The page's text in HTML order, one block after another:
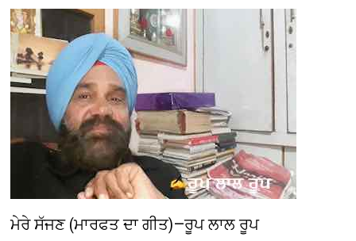
ਮੇਰੇ ਸੱਜਣ (ਮਾਰਫਤ ਦਾ ਗੀਤ)—ਰੂਪ ਲਾਲ ਰੂਪ